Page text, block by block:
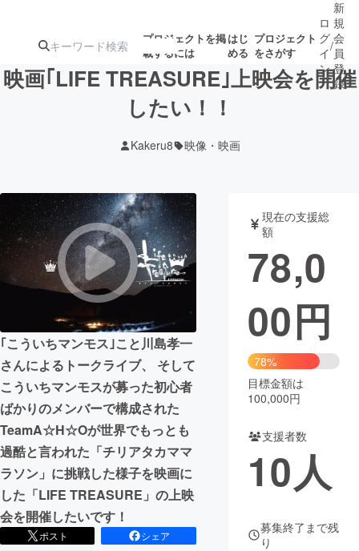
プロジェクトを掲
載するには
はじ
める
プロジェクト
をさがす
注目の新着プロ
ジェクト
募集終了が近いプ
ロジェクト
アート・写真 音楽
テクノロジー・ガジェット ゲーム・
映像・映画 書籍・雑誌
ビジネス・起業 チャレンジ
まちづくり・地域活性化
CAMPFIRE for Social Good
CAMPFIRE Creation
CAMPFIREふるさと納税 machi-ya コミュニティ
ロ
グ
イ
ン
/
新
規
会
員
登
録
映画｢LIFE TREASURE｣上映会を開催
したい！！
Kakeru8 映像・映画
｢こういちマンモス｣こと川島孝一
さんによるトークライブ、 そして
こういちマンモスが募った初心者
ばかりのメンバーで構成された
TeamA☆H☆Oが世界でもっとも
過酷と言われた「チリアタカママ
ラソン」に挑戦した様子を映画に
した「LIFE TREASURE」の上映
会を開催したいです！
ポスト
シェア
現在の支援総
額
78,0
00円
78%
目標金額は
100,000円
支援者数
10人
募集終了まで残
り